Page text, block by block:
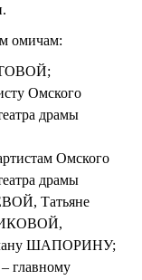
омичам:
Омского
драмы
Омского
драмы
Татьяне
ШАПОРИНУ;
главному